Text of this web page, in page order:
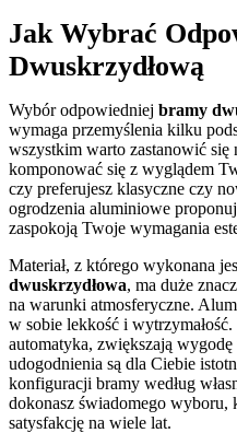
Jak Wybrać
Dwuskrzydłową
Wybór odpowiedniej bramy
wymaga przemyślenia kilku
wszystkim warto zastanowić
komponować się z wyglądem
czy preferujesz klasyczne czy
ogrodzenia aluminiowe
zaspokoją Twoje wymagania
Materiał, z którego wykonana
dwuskrzydłowa, ma duże
na warunki atmosferyczne.
w sobie lekkość i
automatyka, zwiększają
udogodnienia są dla Ciebie
konfiguracji bramy według
dokonasz świadomego
satysfakcję na wiele lat.